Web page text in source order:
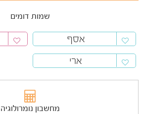
שמות דומים
אסף
ארי
מחשבון נומרולוגיה